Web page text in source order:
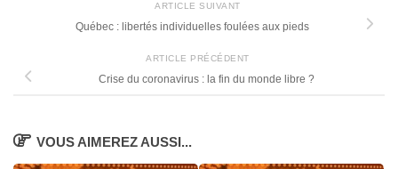
ARTICLE SUIVANT
Québec : libertés individuelles foulées aux pieds
ARTICLE PRÉCÉDENT
Crise du coronavirus : la fin du monde libre ?
VOUS AIMEREZ AUSSI...